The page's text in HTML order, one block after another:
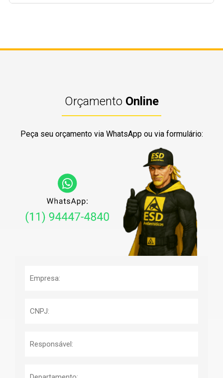
Orçamento Online
Peça seu orçamento via WhatsApp ou via formulário: